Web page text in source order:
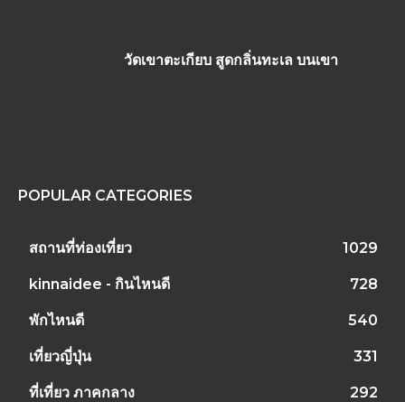
วัดเขาตะเกียบ สูดกลิ่นทะเล บนเขา
POPULAR CATEGORIES
สถานที่ท่องเที่ยว 1029
kinnaidee - กินไหนดี 728
พักไหนดี 540
เที่ยวญี่ปุ่น 331
ที่เที่ยว ภาคกลาง 292